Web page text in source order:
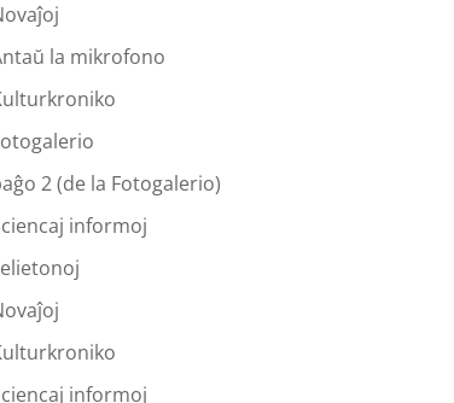
la mikrofono
2 (de la Fotogalerio)
informoj
informoj